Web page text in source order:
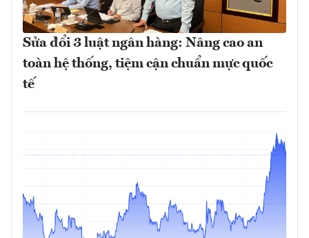
Sửa đổi 3 luật ngân hàng: Nâng cao an
toàn hệ thống, tiệm cận chuẩn mực quốc
tế